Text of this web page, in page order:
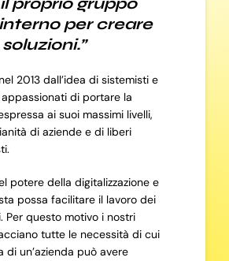
per creare
2013 dall’idea di sistemisti e
di portare la
ai suoi massimi livelli,
di aziende e di liberi
potere della digitalizzazione e
possa facilitare il lavoro dei
Per questo motivo i nostri
tutte le necessità di cui
di un’azienda può avere